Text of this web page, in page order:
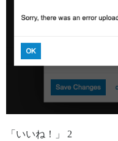
「いいね！」 2